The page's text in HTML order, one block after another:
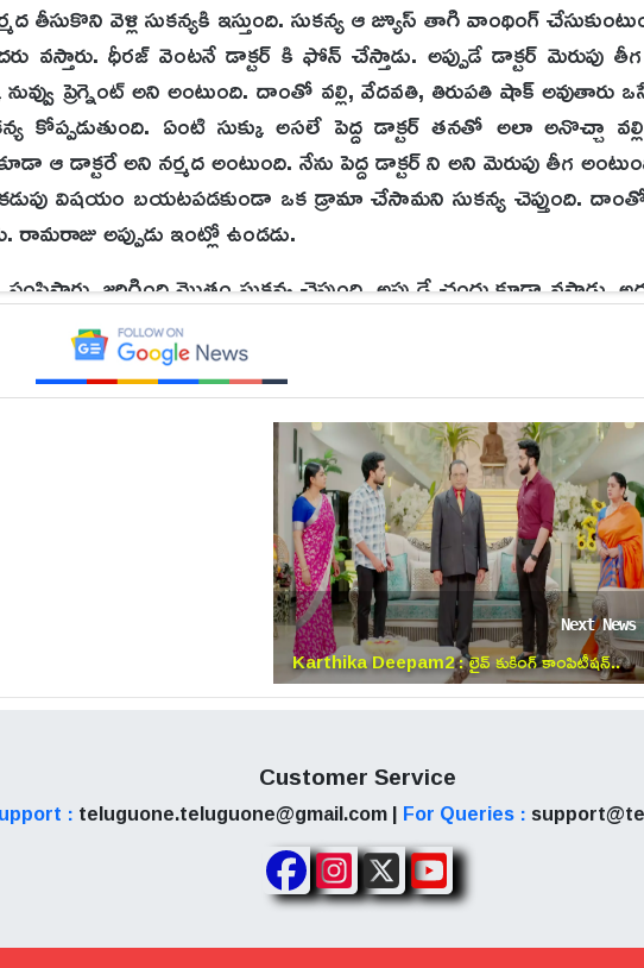
తీసుకొని వెళ్లి సుకన్యకి ఇస్తుంది. సుకన్య ఆ జ్యూస్ తాగి వాంథింగ్
వస్తారు. ధీరజ్ వెంటనే డాక్టర్ కి ఫోన్ చేస్తాడు. అప్పుడే డాక్టర్ మెరుపు తీగ
నువ్వు ప్రెగ్నెంట్ అని అంటుంది. దాంతో వల్లి, వేదవతి, తిరుపతి షాక్ అవుతారు
కోప్పడుతుంది. ఏంటి సుక్కు అసలే పెద్ద డాక్టర్ తనతో అలా అనొచ్చా వల్లి
ఆ డాక్టరే అని నర్మద అంటుంది. నేను పెద్ద డాక్టర్ ని అని మెరుపు తీగ
కడుపు విషయం బయటపడకుండా ఒక డ్రామా చేసామని సుకన్య చెప్తుంది.
రామరాజు అప్పుడు ఇంట్లో ఉండడు.
జరిగింది మొత్తం సుకన్య చెప్తుంది. అప్పుడే చందు కూడా వస్తాడు.
ఇంట్లోకి రప్పించడానికి వాళ్ళు కలిసి చేసిన డ్రామా అని నర్మద అనగానే చూడండి
వల్లి అంటుంది. నోరు ముయ్ అని చందు తనని కొట్టబోతాడు. నేను చెప్పేది
వచ్చి తన చెంపచెల్లుమనిపిస్తుంది. ఎంత సంతోషపడ్డామే అని వల్లిని వేదవతి
తర్వాతి ఎపిసోడ్ వరకు ఆగాల్సిందే.
Next News
Karthika Deepam2 : లైవ్ కుకింగ్ కాంపిటీషన్..
దక్షిణామూర్తి సవాల్ తో మారిన సీన్!
Customer Service
: teluguone.teluguone@gmail.com | For Queries :